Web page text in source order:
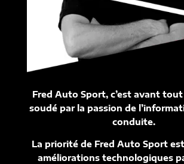
Fred Auto Sport, c’est avant
soudé par la passion de
conduite.
La priorité de Fred Auto Sport
améliorations technologiques